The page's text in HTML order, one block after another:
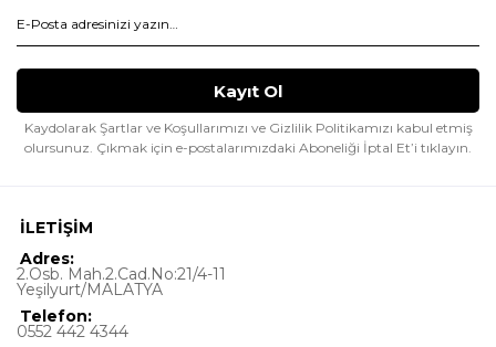
Kaydolarak Şartlar ve Koşullarımızı ve Gizlilik Politikamızı kabul etmiş
olursunuz. Çıkmak için e-postalarımızdaki Aboneliği İptal Et’i tıklayın.
İLETİŞİM
Adres:
2.Osb. Mah.2.Cad.No:21/4-11
Yeşilyurt/MALATYA
Telefon:
0552 442 4344